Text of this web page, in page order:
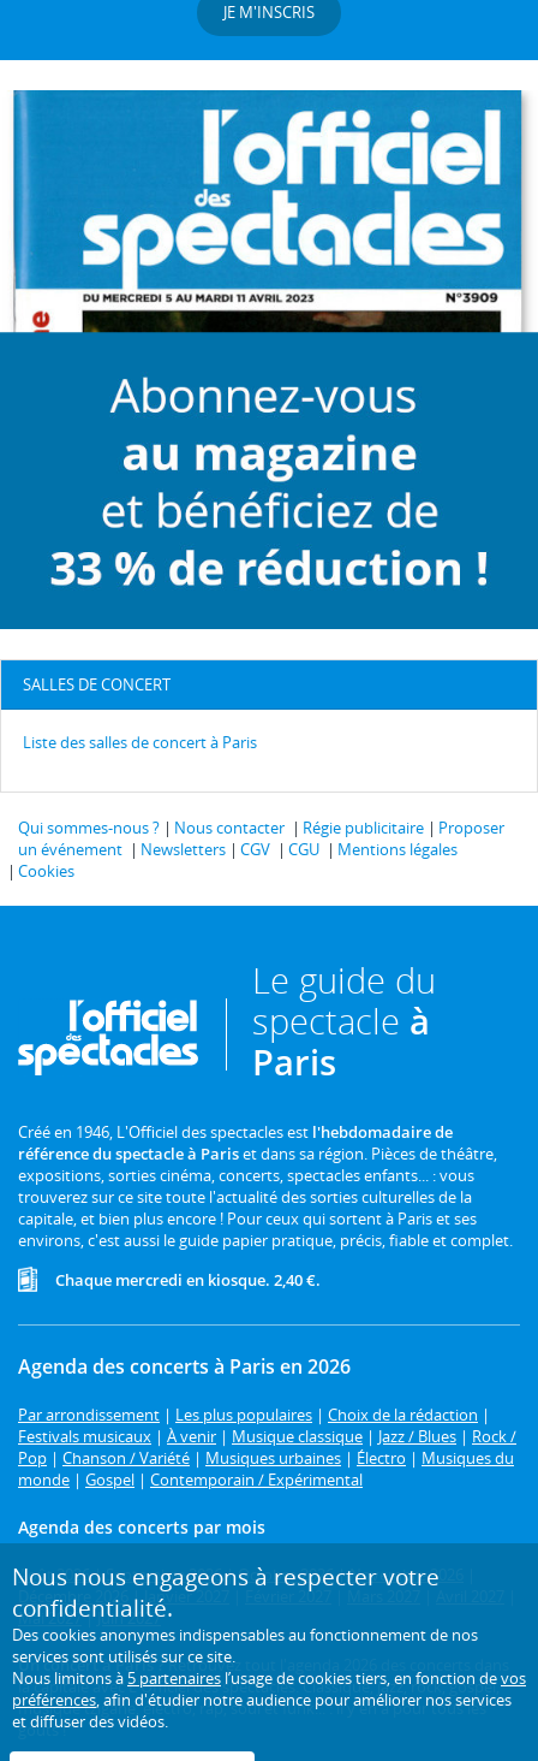
JE M'INSCRIS
SALLES DE CONCERT
Liste des salles de concert à Paris
Qui sommes-nous ? Nous contacter Régie publicitaire
Proposer
un événement
Newsletters CGV CGU
Mentions légales
Cookies
Le guide du
spectacle à
Paris
Créé en 1946, L'Officiel des spectacles est l'hebdomadaire de
référence du spectacle à Pariset dans sa région. Pièces de théâtre,
expositions, sorties cinéma, concerts, spectacles enfants... : vous
trouverez sur ce site toute l'actualité des sorties culturelles de la
capitale, et bien plus encore ! Pour ceux qui sortent à Paris et ses
environs, c'est aussi le guide papier pratique, précis, fiable et complet.
Chaque mercredi en kiosque. 2,40 €.
Agenda des concerts à Paris en 2026
Par arrondissement | Les plus populaires | Choix de la rédaction |
Festivals musicaux | À venir | Musique classique | Jazz / Blues | Rock /
Pop | Chanson / Variété | Musiques urbaines | Électro | Musiques du
monde | Gospel | Contemporain / Expérimental
Agenda des concerts par mois
Août 2026| Septembre 2026|Octobre 2026|Novembre 2026
Décembre 2026
| Janvier 2027 Février 2027
Mai 2027| Juin 2027
Un concert à Paris ?Retrouvez tout l'agenda 2026 des concerts dans
la capitale avec L'Officiel des spectacles. Classique, jazz, rock, gospel,
musique tzigane, électro, rap, soul et funk... : il y en a pour tous les
goûts !
Nous nous engageons à respecter votre
confidentialité.
Des cookies anonymes indispensables au fonctionnement de nos
services sont utilisés sur ce site.
Nous limitons à 5 partenaires l’usage de cookies tiers, en fonction devos
préférences, afin d'étudier notre audience pour améliorer nos services
et diffuser des vidéos.